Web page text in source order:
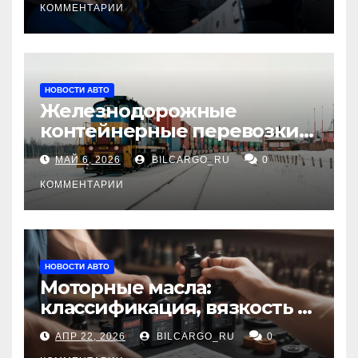
КОММЕНТАРИИ
НОВОСТИ АВТО
Железнодорожные
контейнерные перевозки
из Китая в Россию:
маршруты, сроки и
требования
МАЙ 6, 2026 BILCARGO_RU 0
КОММЕНТАРИИ
НОВОСТИ АВТО
Моторные масла:
классификация, вязкость и
рекомендации по выбору
для различных типов
АПР 22, 2026 BILCARGO_RU 0